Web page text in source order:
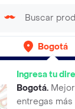
Bogotá
Ingresa tu
Bogotá.
entregas más
gratis por